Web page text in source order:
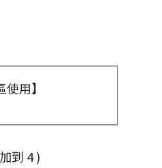
用】
到 4 )